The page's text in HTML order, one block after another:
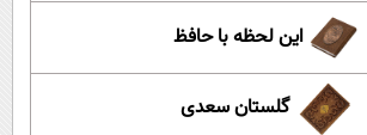
این لحظه با حافظ
گلستان سعدی